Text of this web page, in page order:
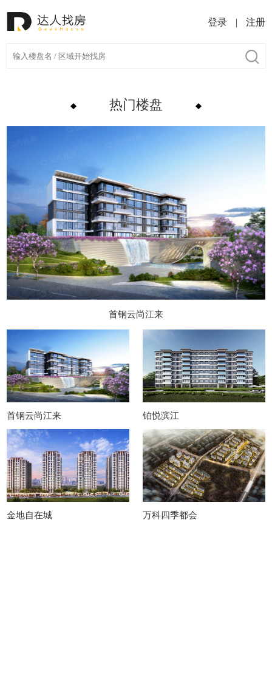
登录 | 注册
热门楼盘
首钢云尚江来
首钢云尚江来 铂悦滨江
金地自在城 万科四季都会